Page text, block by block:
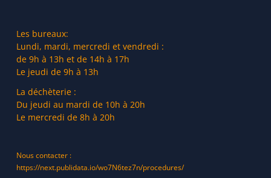
Les bureaux:
Lundi, mardi, mercredi et vendredi :
de 9h à 13h et de 14h à 17h
Le jeudi de 9h à 13h
La déchèterie :
Du jeudi au mardi de 10h à 20h
Le mercredi de 8h à 20h
Nous contacter :
https://next.publidata.io/wo7N6tez7n/procedures/